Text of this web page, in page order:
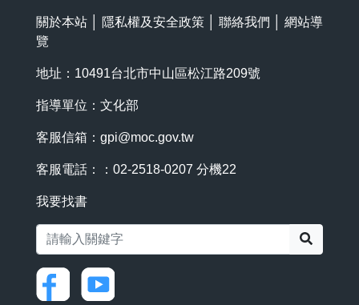
關於本站 隱私權及安全政策 聯絡我們
網站導
覽
地址：10491台北市中山區松江路209號
指導單位：文化部
客服信箱： gpi@moc.gov.tw
客服電話：：02-2518-0207 分機22
我要找書